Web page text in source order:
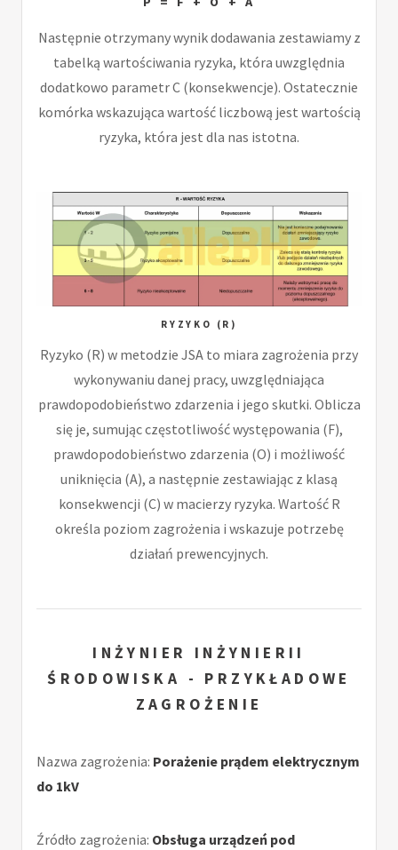
Następnie otrzymany wynik dodawania zestawiamy z
tabelką wartościwania ryzyka, która uwzględnia
dodatkowo parametr C (konsekwencje). Ostatecznie
komórka wskazująca wartość liczbową jest wartością
ryzyka, która jest dla nas istotna.
RYZYKO (R)
Ryzyko (R) w metodzie JSA to miara zagrożenia przy
wykonywaniu danej pracy, uwzględniająca
prawdopodobieństwo zdarzenia i jego skutki. Oblicza
się je, sumując częstotliwość występowania (F),
prawdopodobieństwo zdarzenia (O) i możliwość
uniknięcia (A), a następnie zestawiając z klasą
konsekwencji (C) w macierzy ryzyka. Wartość R
określa poziom zagrożenia i wskazuje potrzebę
działań prewencyjnych.
INŻYNIER INŻYNIERII
ŚRODOWISKA - PRZYKŁADOWE
ZAGROŻENIE
Nazwa zagrożenia: Porażenie prądem elektrycznym
do 1kV
Źródło zagrożenia: Obsługa urządzeń pod